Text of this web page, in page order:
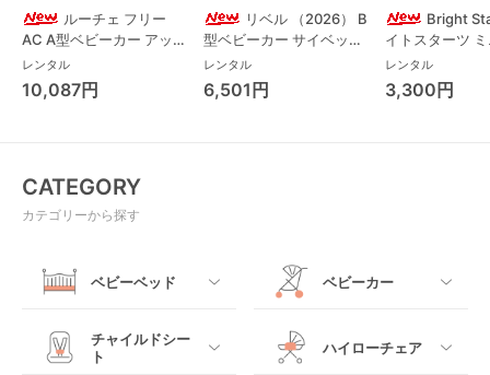
ルーチェ フリー
AC A型ベビーカー アッ
プリカ(Aprica) A型ベビ
ーカー アップリカ
(Aprica)
レンタル
10,087円
リベル （2026） B
型ベビーカー サイベック
ス(cybex)
レンタル
6,501円
Bright
イトスターツ
ス フォーエバ
レンド ジャン
パルー キッズ
レンタル
3,300円
CATEGORY
カテゴリーから探す
ベビーベッド
すべて
ベビーカー
すべて
チャイルドシー
ト
ハイローチェア